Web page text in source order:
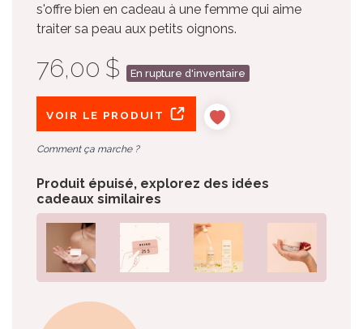
s'offre bien en cadeau à une femme qui aime
traiter sa peau aux petits oignons.
76,00 $ En rupture d'inventaire
VOIR LE PRODUIT
Comment ça marche ?
Produit épuisé, explorez des idées
cadeaux similaires